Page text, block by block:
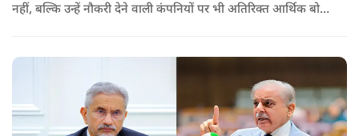
नहीं, बल्कि उन्हें नौकरी देने वाली कंपनियों पर भी अतिरिक्त आर्थिक बोझ
वीजा का समय-समय पर नवीनीकरण कराते हैं.